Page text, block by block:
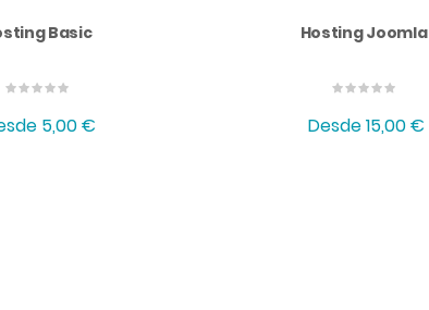
Basic
5,00 €
Hosting Joomla
Desde15,00 €